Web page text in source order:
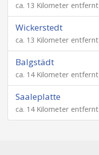
ca. 13 Kilometer entfernt
Wickerstedt
ca. 13 Kilometer entfernt
Balgstädt
ca. 14 Kilometer entfernt
Saaleplatte
ca. 14 Kilometer entfernt